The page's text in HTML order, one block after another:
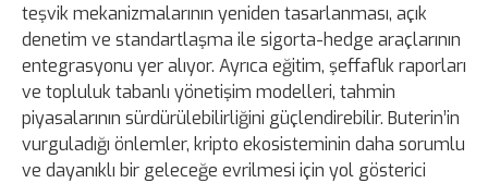
teşvik mekanizmalarının yeniden tasarlanması, açık
denetim ve standartlaşma ile sigorta-hedge araçlarının
entegrasyonu yer alıyor. Ayrıca eğitim, şeffaflık raporları
ve topluluk tabanlı yönetişim modelleri, tahmin
piyasalarının sürdürülebilirliğini güçlendirebilir. Buterin’in
vurguladığı önlemler, kripto ekosisteminin daha sorumlu
ve dayanıklı bir geleceğe evrilmesi için yol gösterici